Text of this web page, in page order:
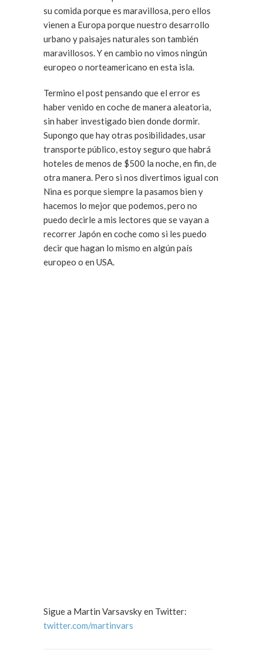
su comida porque es maravillosa, pero ellos
vienen a Europa porque nuestro desarrollo
urbano y paisajes naturales son también
maravillosos. Y en cambio no vimos ningún
europeo o norteamericano en esta isla.
Termino el post pensando que el error es
haber venido en coche de manera aleatoria,
sin haber investigado bien donde dormir.
Supongo que hay otras posibilidades, usar
transporte público, estoy seguro que habrá
hoteles de menos de $500 la noche, en fin, de
otra manera. Pero si nos divertimos igual con
Nina es porque siempre la pasamos bien y
hacemos lo mejor que podemos, pero no
puedo decirle a mis lectores que se vayan a
recorrer Japón en coche como si les puedo
decir que hagan lo mismo en algún país
europeo o en USA.
Sigue a Martin Varsavsky en Twitter:
twitter.com/martinvars